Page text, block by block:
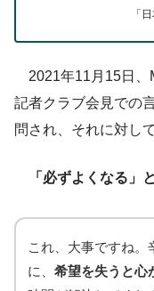
「
2021年11月15日、
記者クラブ会見での
問され、それに対し
「必ずよくなる」
これ、大事ですね。
に、 希望を失うと心